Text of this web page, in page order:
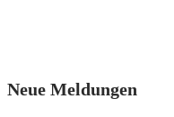
Neue Meldungen